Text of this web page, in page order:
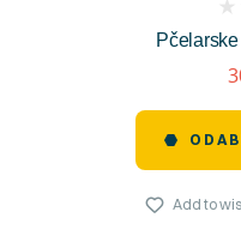
Add to